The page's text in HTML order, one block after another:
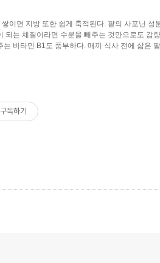
이면 지방 또한 쉽게 축적된다. 팥의 사포닌 성
되는 체질이라면 수분을 빼주는 것만으로도 감
는 비타민 B1도 풍부하다. 매끼 식사 전에 삶은
구독하기